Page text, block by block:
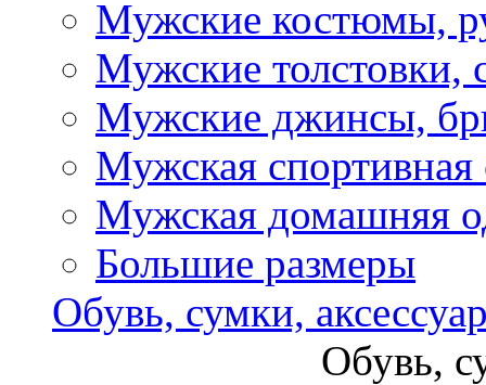
Мужские костюмы,
Мужские толстовки,
Мужские джинсы,
Мужская спортивная
Мужская домашняя
Большие размеры
Обувь, сумки,
Обувь,